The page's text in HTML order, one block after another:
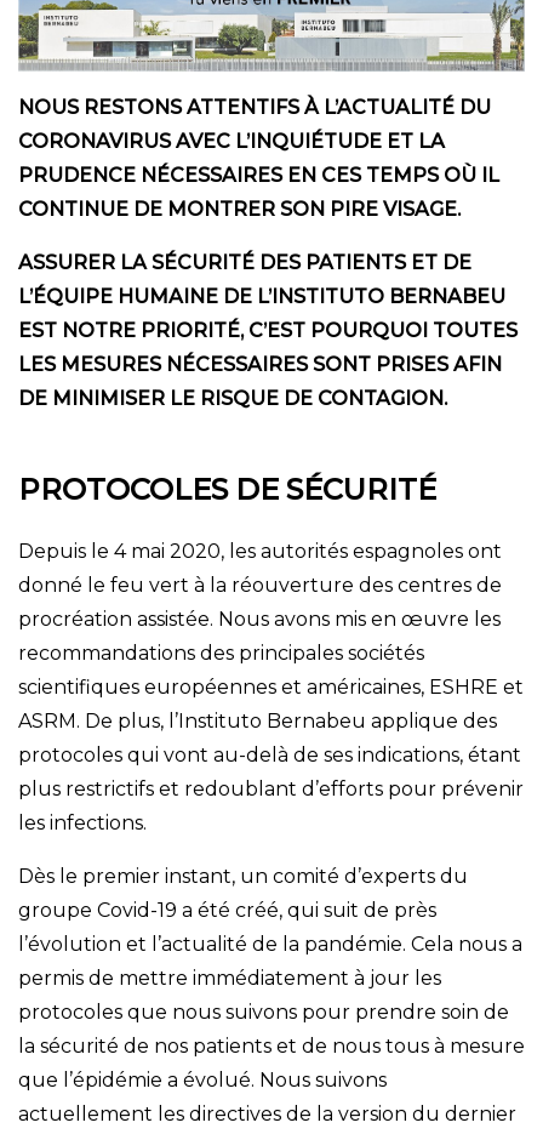
NOUS RESTONS ATTENTIFS À L’ACTUALITÉ DU
CORONAVIRUS AVEC L’INQUIÉTUDE ET LA
PRUDENCE NÉCESSAIRES EN CES TEMPS OÙ IL
CONTINUE DE MONTRER SON PIRE VISAGE.
ASSURER LA SÉCURITÉ DES PATIENTS ET DE
L’ÉQUIPE HUMAINE DE L’INSTITUTO BERNABEU
EST NOTRE PRIORITÉ, C’EST POURQUOI TOUTES
LES MESURES NÉCESSAIRES SONT PRISES AFIN
DE MINIMISER LE RISQUE DE CONTAGION.
PROTOCOLES DE SÉCURITÉ
Depuis le 4 mai 2020, les autorités espagnoles ont
donné le feu vert à la réouverture des centres de
procréation assistée. Nous avons mis en œuvre les
recommandations des principales sociétés
scientifiques européennes et américaines, ESHRE et
ASRM. De plus, l’Instituto Bernabeu applique des
protocoles qui vont au-delà de ses indications, étant
plus restrictifs et redoublant d’efforts pour prévenir
les infections.
Dès le premier instant, un comité d’experts du
groupe Covid-19 a été créé, qui suit de près
l’évolution et l’actualité de la pandémie. Cela nous a
permis de mettre immédiatement à jour les
protocoles que nous suivons pour prendre soin de
la sécurité de nos patients et de nous tous à mesure
que l’épidémie a évolué. Nous suivons
actuellement les directives de la version du dernier